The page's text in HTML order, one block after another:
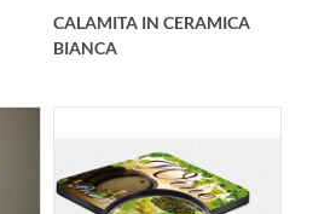
personalizzati sono
unottimo modo per
CALAMITA IN CERAMICA
BIANCA